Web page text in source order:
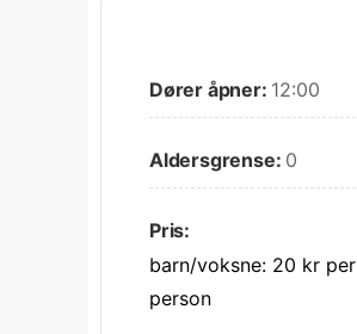
Dører åpner: 12:00
Aldersgrense: 0
Pris:
barn/voksne: 20 kr per
person